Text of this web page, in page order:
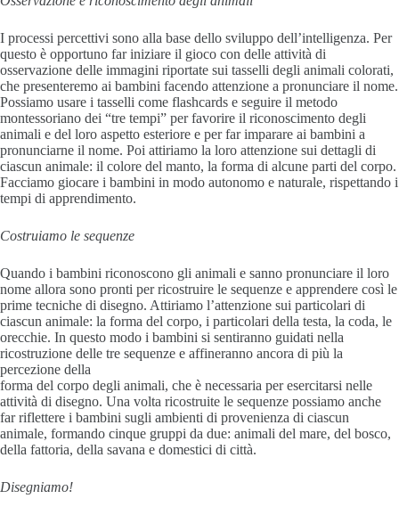
I processi percettivi sono alla base dello sviluppo dell’intelligenza. Per
questo è opportuno far iniziare il gioco con delle attività di
osservazione delle immagini riportate sui tasselli degli animali colorati,
che presenteremo ai bambini facendo attenzione a pronunciare il nome.
Possiamo usare i tasselli come flashcards e seguire il metodo
montessoriano dei “tre tempi” per favorire il riconoscimento degli
animali e del loro aspetto esteriore e per far imparare ai bambini a
pronunciarne il nome. Poi attiriamo la loro attenzione sui dettagli di
ciascun animale: il colore del manto, la forma di alcune parti del corpo.
Facciamo giocare i bambini in modo autonomo e naturale, rispettando i
tempi di apprendimento.
Costruiamo le sequenze
Quando i bambini riconoscono gli animali e sanno pronunciare il loro
nome allora sono pronti per ricostruire le sequenze e apprendere così le
prime tecniche di disegno. Attiriamo l’attenzione sui particolari di
ciascun animale: la forma del corpo, i particolari della testa, la coda, le
orecchie. In questo modo i bambini si sentiranno guidati nella
ricostruzione delle tre sequenze e affineranno ancora di più la
percezione della
forma del corpo degli animali, che è necessaria per esercitarsi nelle
attività di disegno. Una volta ricostruite le sequenze possiamo anche
far riflettere i bambini sugli ambienti di provenienza di ciascun
animale, formando cinque gruppi da due: animali del mare, del bosco,
della fattoria, della savana e domestici di città.
Disegniamo!